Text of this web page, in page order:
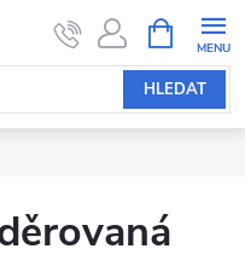
HLEDAT
NÁKUPNÍ
KOŠÍK